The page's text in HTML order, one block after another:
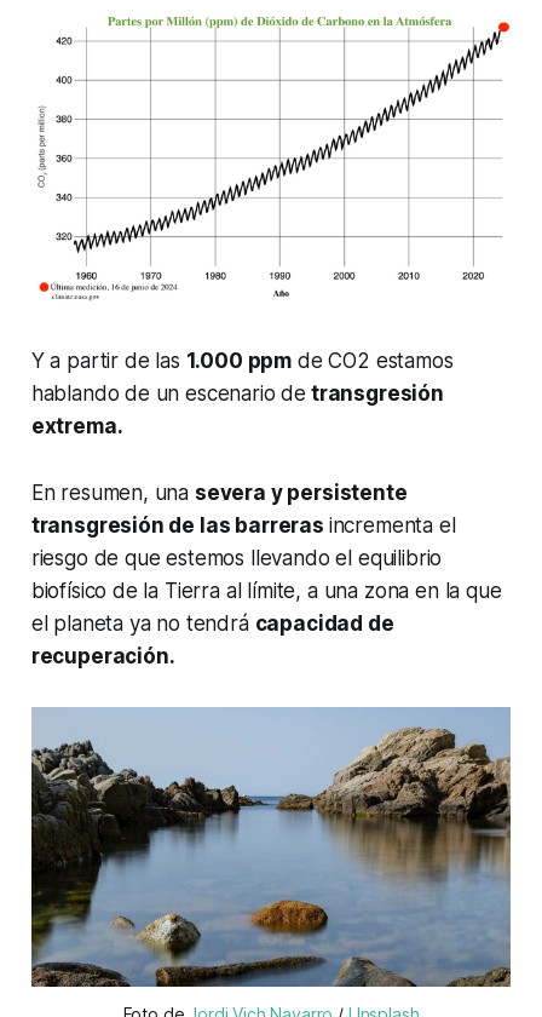
Y a partir de las 1.000 ppm de CO2 estamos
hablando de un escenario de transgresión
extrema.
En resumen, una severa y persistente
transgresión de las barreras incrementa el
riesgo de que estemos llevando el equilibrio
biofísico de la Tierra al límite, a una zona en la que
el planeta ya no tendrá capacidad de
recuperación.